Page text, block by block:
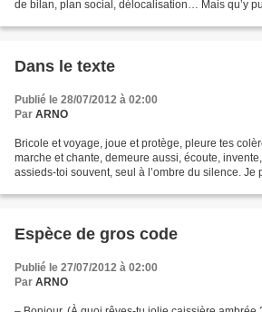
de bilan, plan social, délocalisation… Mais qu’y
Dans le texte
Publié le 28/07/2012 à 02:00
Par ARNO
Bricole et voyage, joue et protège, pleure tes
marche et chante, demeure aussi, écoute,
assieds-toi souvent, seul à l’ombre du silence. Je
Espèce de gros code
Publié le 27/07/2012 à 02:00
Par ARNO